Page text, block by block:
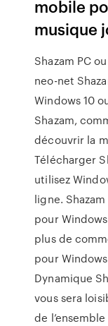
mobile
musique
Shazam PC
neo-net
Windows 10
Shazam,
découvrir la
Télécharger
utilisez
ligne.
pour
plus de
pour
Dynamique
vous sera
de